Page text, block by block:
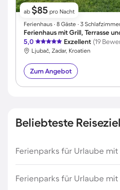
ab $85 pro Nacht
Ferienhaus ∙ 8 Gäste ∙ 3
5,0
Exzellent (19
Ljubač, Zadar, Kroatien
Zum Angebot
Beliebteste
Ferienparks für Urlaube
Ferienparks für Urlaube